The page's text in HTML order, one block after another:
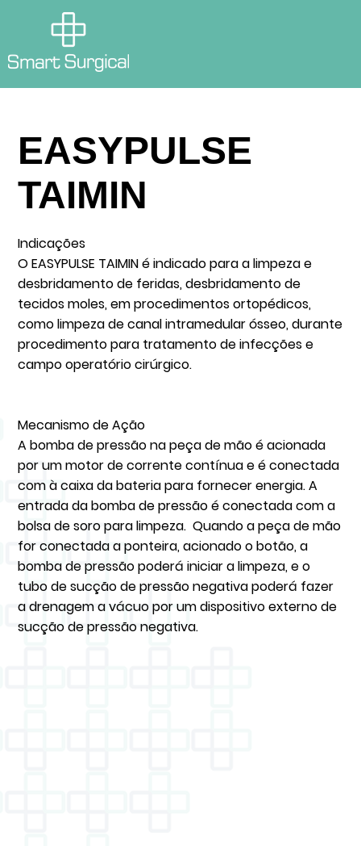
EASYPULSE
TAIMIN
Indicações
O EASYPULSE TAIMIN é indicado para a limpeza e
desbridamento de feridas, desbridamento de
tecidos moles, em procedimentos ortopédicos,
como limpeza de canal intramedular ósseo, durante
procedimento para tratamento de infecções e
campo operatório cirúrgico.
Mecanismo de Ação
A bomba de pressão na peça de mão é acionada
por um motor de corrente contínua e é conectada
com à caixa da bateria para fornecer energia. A
entrada da bomba de pressão é conectada com a
bolsa de soro para limpeza. Quando a peça de mão
for conectada a ponteira, acionado o botão, a
bomba de pressão poderá iniciar a limpeza, e o
tubo de sucção de pressão negativa poderá fazer
a drenagem a vácuo por um dispositivo externo de
sucção de pressão negativa.